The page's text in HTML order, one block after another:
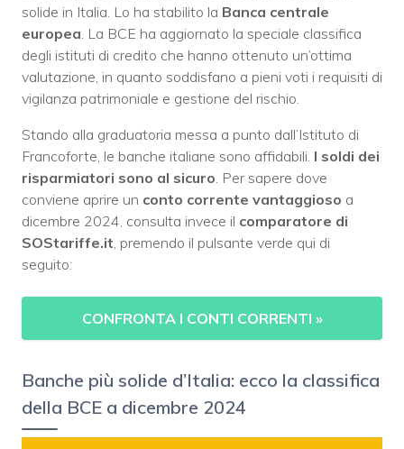
solide in Italia. Lo ha stabilito la Banca centrale
europea. La BCE ha aggiornato la speciale classifica
degli istituti di credito che hanno ottenuto un’ottima
valutazione, in quanto soddisfano a pieni voti i requisiti di
vigilanza patrimoniale e gestione del rischio.
Stando alla graduatoria messa a punto dall’Istituto di
Francoforte, le banche italiane sono affidabili. I soldi dei
risparmiatori sono al sicuro. Per sapere dove
conviene aprire un conto corrente vantaggioso a
dicembre 2024, consulta invece il comparatore di
SOStariffe.it, premendo il pulsante verde qui di
seguito:
CONFRONTA I CONTI CORRENTI »
Banche più solide d’Italia: ecco la classifica
della BCE a dicembre 2024